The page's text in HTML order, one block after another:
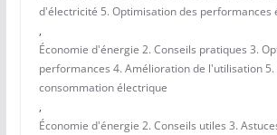
d'électricité 5. Optimisation des performances
,
Économie d'énergie 2. Conseils pratiques 3.
performances 4. Amélioration de l'utilisation 5.
consommation électrique
,
Économie d'énergie 2. Conseils utiles 3.